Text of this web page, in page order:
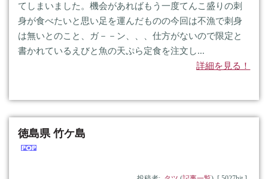
てしまいました。機会があればもう一度てんこ盛りの刺
身が食べたいと思い足を運んだものの今回は不漁で刺身
は無いとのこと、ガ－－ン、、、仕方がないので限定と
書かれているえびと魚の天ぷら定食を注文し...
詳細を見る！
徳島県 竹ケ島